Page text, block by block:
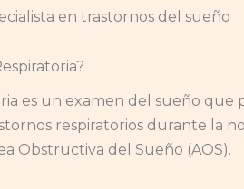
en trastornos del sueño
es un examen del sueño que
respiratorios durante la
Obstructiva del Sueño (AOS).